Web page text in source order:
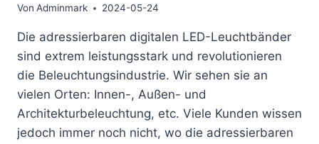
Von Adminmark 2024-05-24
Die adressierbaren digitalen LED-Leuchtbänder
sind extrem leistungsstark und revolutionieren
die Beleuchtungsindustrie. Wir sehen sie an
vielen Orten: Innen-, Außen- und
Architekturbeleuchtung, etc. Viele Kunden wissen
jedoch immer noch nicht, wo die adressierbaren